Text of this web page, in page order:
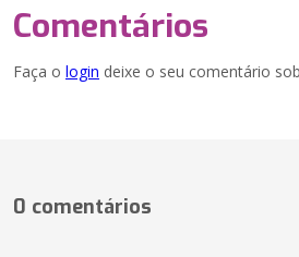
Comentários
Faça o login deixe o seu comentário
0 comentários